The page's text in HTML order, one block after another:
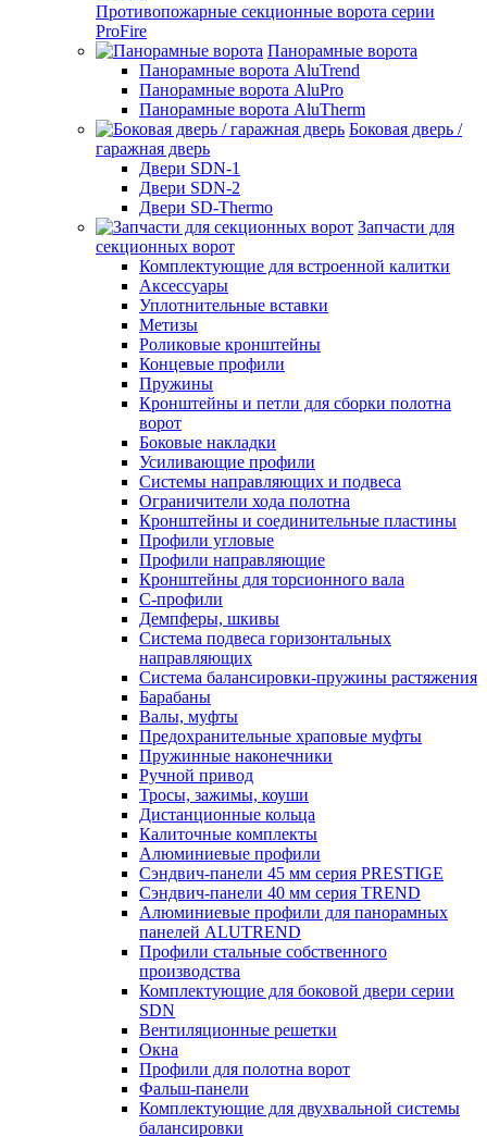
Противопожарные секционные ворота серии
ProFire
Панорамные ворота
Панорамные ворота AluTrend
Панорамные ворота AluPro
Панорамные ворота AluTherm
Боковая дверь /
гаражная дверь
Двери SDN-1
Двери SDN-2
Двери SD-Thermo
Запчасти для
секционных ворот
Комплектующие для встроенной калитки
Аксессуары
Уплотнительные вставки
Метизы
Роликовые кронштейны
Концевые профили
Пружины
Кронштейны и петли для сборки полотна
ворот
Боковые накладки
Усиливающие профили
Системы направляющих и подвеса
Ограничители хода полотна
Кронштейны и соединительные пластины
Профили угловые
Профили направляющие
Кронштейны для торсионного вала
С-профили
Демпферы, шкивы
Система подвеса горизонтальных
направляющих
Система балансировки-пружины растяжения
Барабаны
Валы, муфты
Предохранительные храповые муфты
Пружинные наконечники
Ручной привод
Тросы, зажимы, коуши
Дистанционные кольца
Калиточные комплекты
Алюминиевые профили
Сэндвич-панели 45 мм серия PRESTIGE
Сэндвич-панели 40 мм серия TREND
Алюминиевые профили для панорамных
панелей ALUTREND
Профили стальные собственного
производства
Комплектующие для боковой двери серии
SDN
Вентиляционные решетки
Окна
Профили для полотна ворот
Фальш-панели
Комплектующие для двухвальной системы
балансировки